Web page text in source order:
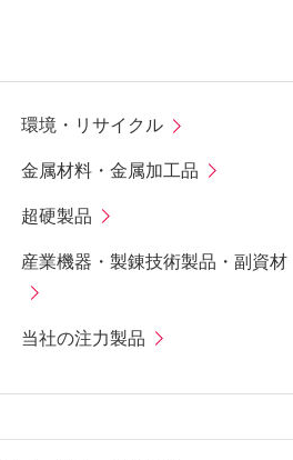
環境・リサイクル
金属材料・金属加工品
超硬製品
産業機器・製錬技術製品・副資材
当社の注力製品